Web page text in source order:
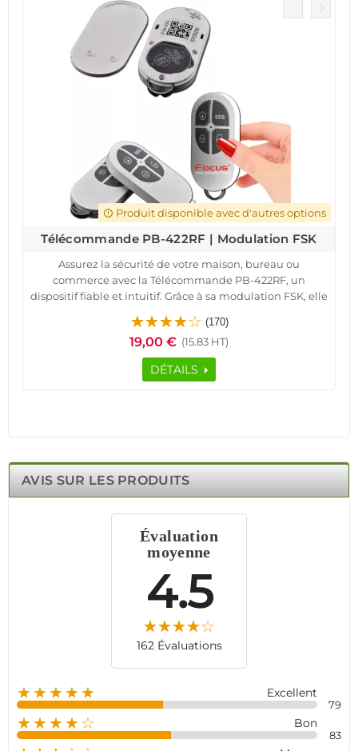
error_outline Produit disponible avec d'autres options
Télécommande PB-422RF | Modulation FSK
Assurez la sécurité de votre maison, bureau ou
commerce avec la Télécommande PB-422RF, un
dispositif fiable et intuitif. Grâce à sa modulation FSK, elle
garantit une transmission sans interférences et une
réactivité optimale. Conçue pour fonctionner avec votre
système d'alarme sans fil, elle permet une gestion à
distance fluide et sécurisée.
Idéale pour les bâtiments industriels, appartements et
connexion stable et une longue portée.
Avec Alarme-et-Videosurveillance.fr, bénéficiez d’une
immédiate. Sécurisez vos espaces en toute simplicité
avec la Télécommande PB-422RF, une solution
performante et accessible.
(170)
19,00 € (15.83 HT)
DÉTAILS
AVIS SUR LES PRODUITS
Évaluation
moyenne
4.5
162 Évaluations
★★★★★ Excellent
79
★★★★☆ Bon
83